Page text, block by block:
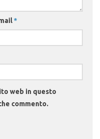
*
web in questo
commento.